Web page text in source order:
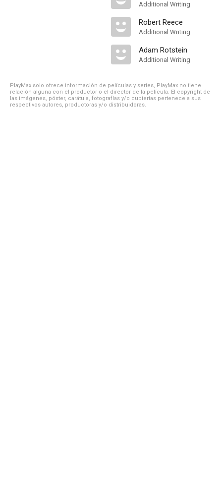
Additional Writing
Robert Reece
Additional Writing
Adam Rotstein
Additional Writing
PlayMax solo ofrece información de películas y series, PlayMax no tiene
relación alguna con el productor o el director de la película. El copyright de
las imágenes, póster, carátula, fotografías y/o cubiertas pertenece a sus
respectivos autores, productoras y/o distribuidoras.